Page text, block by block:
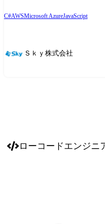
ラウド環境へのOutSystems導入・支援を行います。 より顧客に近い立場で、上流工程から提案型で顧客と共に課題
OutSystemsの機能をベースに
行います。 ・アプリケーション開発・カスタマイズ OutSystems上でのアプリケーション開発や画面設計、業務ロジックの実装を行います。また、標準外の機能についてはC#やJavaScriptを
C#AWSMicrosoft AzureJavaScript
Ｓｋｙ株式会社
ローコードエンジニ